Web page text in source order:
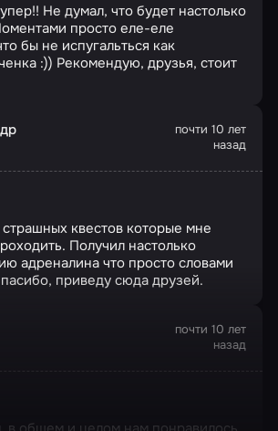
Не думал, что будет настолько
просто еле-еле
бы не испугальться как
:)) Рекомендую, друзья, стоит
почти 10 лет
назад
квестов которые мне
Получил настолько
адреналина что просто словами
приведу сюда друзей.
почти 10 лет
назад